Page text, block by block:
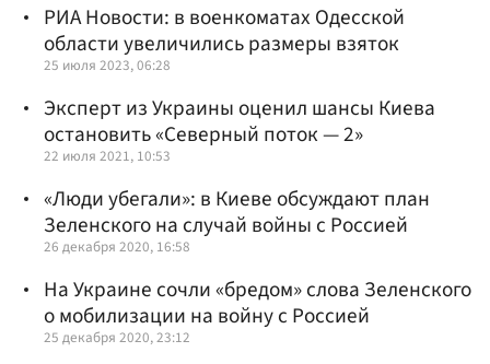
РИА Новости: в военкоматах Одесской
области увеличились размеры взяток
25 июля 2023, 06:28
Эксперт из Украины оценил шансы Киева
остановить «Северный поток — 2»
22 июля 2021, 10:53
«Люди убегали»: в Киеве обсуждают план
Зеленского на случай войны с Россией
26 декабря 2020, 16:58
На Украине сочли «бредом» слова Зеленского
о мобилизации на войну с Россией
25 декабря 2020, 23:12